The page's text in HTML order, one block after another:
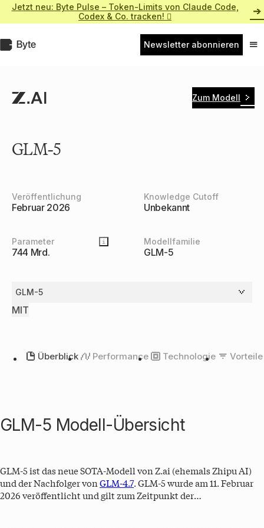
Zum
Inhalt
springen
Jetzt neu: Byte Pulse – Token-Limits von Claude Code,
Codex & Co. tracken! 
Byte.de Newsletter abonnieren
Zum Modell
GLM-5
Veröffentlichung
Februar 2026
Knowledge Cutoff
Unbekannt
Parameter
744 Mrd.
Modellfamilie
GLM-5
GLM-5
MIT
Überblick Performance Technologie
GLM-5 Modell-Übersicht
GLM-5 ist das neue SOTA-Modell von Z.ai (ehemals Zhipu AI)
und der Nachfolger von GLM-4.7. GLM-5 wurde am 11. Februar
2026 veröffentlicht und gilt zum Zeitpunkt der